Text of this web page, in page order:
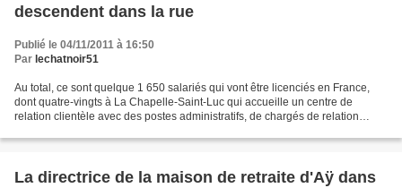
descendent dans la rue
Publié le 04/11/2011 à 16:50
Par lechatnoir51
Au total, ce sont quelque 1 650 salariés qui vont être licenciés en France,
dont quatre-vingts à La Chapelle-Saint-Luc qui accueille un centre de
relation clientèle avec des postes administratifs, de chargés de relation
La directrice de la maison de retraite d'Aÿ dans